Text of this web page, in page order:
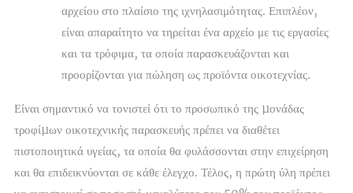
αρχείου στο πλαίσιο της ιχνηλασιμότητας. Επιπλέον,
είναι απαραίτητο να τηρείται ένα αρχείο με τις εργασίες
και τα τρόφιμα, τα οποία παρασκευάζονται και
προορίζονται για πώληση ως προϊόντα οικοτεχνίας.
Είναι σημαντικό να τονιστεί ότι το προσωπικό της µονάδας
τροφίµων οικοτεχνικής παρασκευής πρέπει να διαθέτει
πιστοποιητικά υγείας, τα οποία θα φυλάσσονται στην επιχείρηση
και θα επιδεικνύονται σε κάθε έλεγχο. Τέλος, η πρώτη ύλη πρέπει